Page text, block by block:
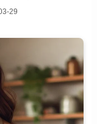
29